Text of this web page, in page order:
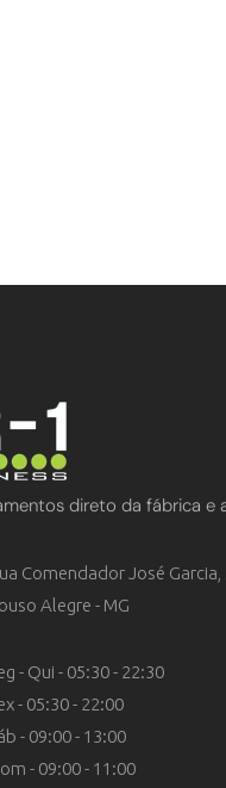
direto da fábrica e
Comendador José Garcia,
Alegre - MG
- Qui - 05:30 - 22:30
- 05:30 - 22:00
- 09:00 - 13:00
- 09:00 - 11:00